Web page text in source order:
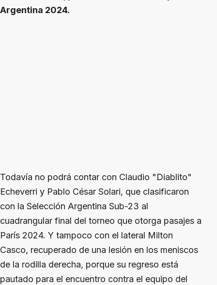
Argentina 2024.
Todavía no podrá contar con Claudio "Diablito"
Echeverri y Pablo César Solari, que clasificaron
con la Selección Argentina Sub-23 al
cuadrangular final del torneo que otorga pasajes a
París 2024. Y tampoco con el lateral Milton
Casco, recuperado de una lesión en los meniscos
de la rodilla derecha, porque su regreso está
pautado para el encuentro contra el equipo del